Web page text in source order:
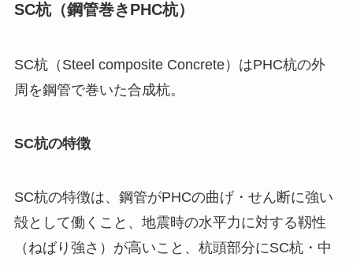
SC杭（鋼管巻きPHC杭）
SC杭（Steel composite Concrete）はPHC杭の外
周を鋼管で巻いた合成杭。
SC杭の特徴
SC杭の特徴は、鋼管がPHCの曲げ・せん断に強い
殻として働くこと、地震時の水平力に対する靱性
（ねばり強さ）が高いこと、杭頭部分にSC杭・中